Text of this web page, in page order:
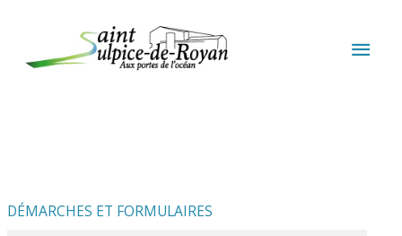
DÉMARCHES ET FORMULAIRES